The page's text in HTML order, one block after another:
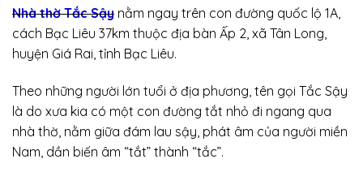
Nhà thờ Tắc Sậy nằm ngay trên con đường quốc lộ 1A,
cách Bạc Liêu 37km thuộc địa bàn Ấp 2, xã Tân Long,
huyện Giá Rai, tỉnh Bạc Liêu.
Theo những người lớn tuổi ở địa phương, tên gọi Tắc Sậy
là do xưa kia có một con đường tắt nhỏ đi ngang qua
nhà thờ, nằm giữa đám lau sậy, phát âm của người miền
Nam, dần biến âm “tắt” thành “tắc”.